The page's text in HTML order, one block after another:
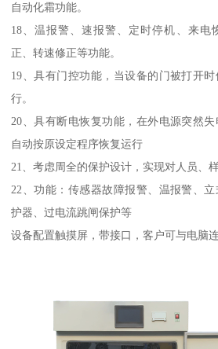
自动化霜功能。
18、温报警、速报警、定时停机、来电
正、转速修正等功能。
19、具有门控功能，当设备的门被打开
行。
20、具有断电恢复功能，在外电源突然
自动按原设定程序恢复运行
21、考虑周全的保护设计，实现对人员、
22、功能：传感器故障报警、温报警、
护器、过电流跳闸保护等
设备配置触摸屏，带接口，客户可与电脑